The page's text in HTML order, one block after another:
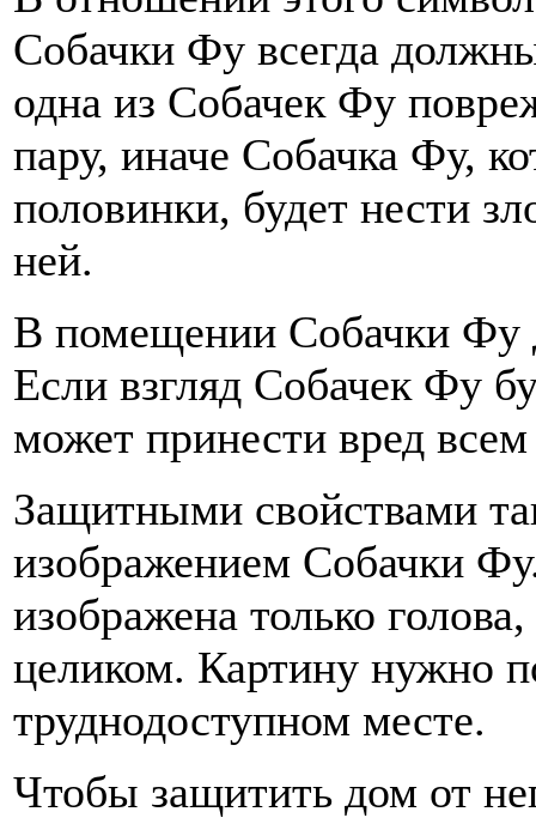
Собачки Фу всегда
одна из Собачек Фу
пару, иначе Собачка Фу,
половинки, будет нести
ней.
В помещении Собачки Фу
Если взгляд Собачек Фу
может принести вред
Защитными свойствами
изображением Собачки
изображена только
целиком. Картину нужно
труднодоступном месте.
Чтобы защитить дом от